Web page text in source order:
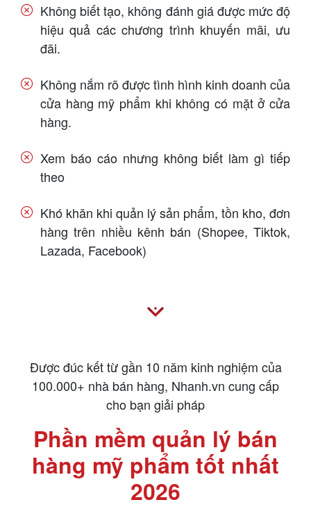
Không biết tạo, không đánh giá được mức độ
hiệu quả các chương trình khuyến mãi, ưu
đãi.
Không nắm rõ được tình hình kinh doanh của
cửa hàng mỹ phẩm khi không có mặt ở cửa
hàng.
Xem báo cáo nhưng không biết làm gì tiếp
theo
Khó khăn khi quản lý sản phẩm, tồn kho, đơn
hàng trên nhiều kênh bán (Shopee, Tiktok,
Lazada, Facebook)
Được đúc kết từ gần 10 năm kinh nghiệm của
100.000+ nhà bán hàng, Nhanh.vn cung cấp
cho bạn giải pháp
Phần mềm quản lý bán
hàng mỹ phẩm tốt nhất
2026